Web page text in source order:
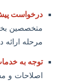
درخواست
متخصصین
مرحله ارائه
توجه به
اصلاحات و